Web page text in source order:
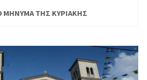
ΜΗΝΥΜΑ ΤΗΣ ΚΥΡΙΑΚΗΣ